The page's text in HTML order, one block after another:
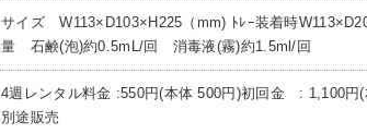
サイズ W113×D103×H225（mm) ﾄﾚｰ装着時
量 石鹸(泡)約0.5mL/回 消毒液(霧)約1.5ml/回
4週レンタル料金 :550円(本体 500円)初回金 : 1,100円
別途販売